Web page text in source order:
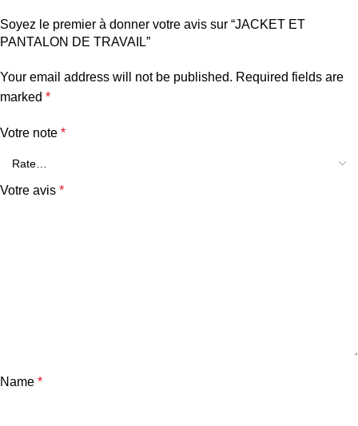
Soyez le premier à donner votre avis sur “JACKET ET
PANTALON DE TRAVAIL”
Your email address will not be published. Required fields are
marked *
Votre note *
Votre avis *
Name *